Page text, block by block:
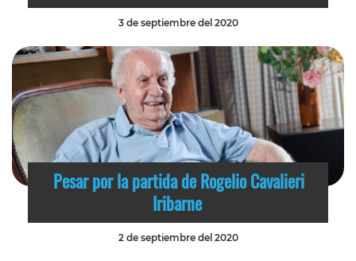
3 de septiembre del 2020
Pesar por la partida de Rogelio Cavalieri
Iribarne
2 de septiembre del 2020